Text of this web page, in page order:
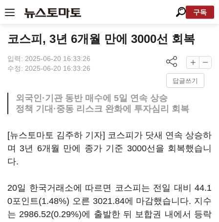
구독
코스피, 3년 6개월 만에 3000선 회복
입력: 2025-06-20 16:33:26
수정: 2025-06-20 16:33:26
답글쓰기
외국인·기관 동반 매수에 5일 연속 상승
정책 기대·중동 리스크 완화에 투자심리 회복
[뉴스토마토 김주하 기자] 코스피가 닷새 연속 상승하
며 3년 6개월 만에 종가 기준 3000선을 회복했습니
다.
20일 한국거래소에 따르면 코스피는 전일 대비 44.1
0포인트(1.48%) 오른 3021.84에 마감했습니다. 지수
는 2986.52(0.29%)에 출발한 뒤 보합권 내에서 등락